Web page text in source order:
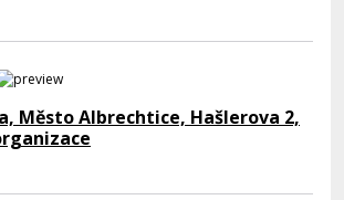
Město Albrechtice, Hašlerova 2,